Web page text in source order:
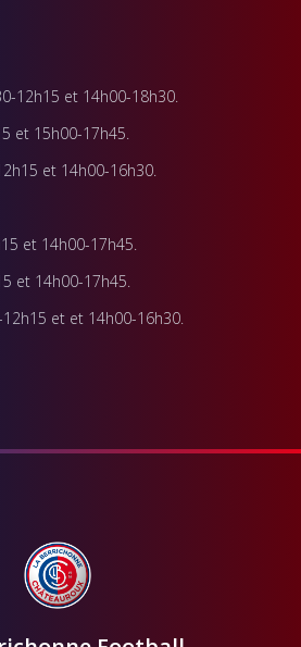
12h15 et 14h00-18h30.
et 15h00-17h45.
et 14h00-16h30.
et 14h00-17h45.
et 14h00-17h45.
12h15 et et 14h00-16h30.